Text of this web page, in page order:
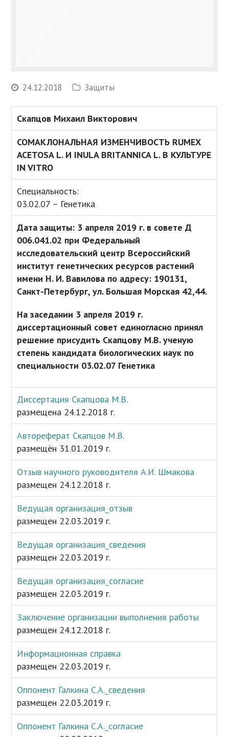
24.12.2018 Защиты
Скапцов Михаил Викторович
СОМАКЛОНАЛЬНАЯ ИЗМЕНЧИВОСТЬ RUMEX
ACETOSA L. И INULA BRITANNICA L. В КУЛЬТУРЕ
IN VITRO
Специальность:
03.02.07 – Генетика
Дата защиты: 3 апреля 2019 г. в совете Д
006.041.02 при Федеральный
исследовательский центр Всероссийский
институт генетических ресурсов растений
имени Н. И. Вавилова по адресу: 190131,
Санкт-Петербург, ул. Большая Морская 42,44.
На заседании 3 апреля 2019 г.
диссертационный совет единогласно принял
решение присудить Скапцову М.В. ученую
степень кандидата биологических наук по
специальности 03.02.07 Генетика
Диссертация Скапцова М.В.
размещена 24.12.2018 г.
Автореферат Скапцов М.В.
размещён 31.01.2019 г.
Отзыв научного руководителя А.И. Шмакова
размещен 24.12.2018 г.
Ведущая организация_отзыв
размещен 22.03.2019 г.
Ведущая организация_сведения
размещен 22.03.2019 г.
Ведущая организация_согласие
размещен 22.03.2019 г.
Заключение организации выполнения работы
размещен 24.12.2018 г.
Информационная справка
размещен 22.03.2019 г.
Оппонент Галкина С.А._сведения
размещен 22.03.2019 г.
Оппонент Галкина С.А._согласие